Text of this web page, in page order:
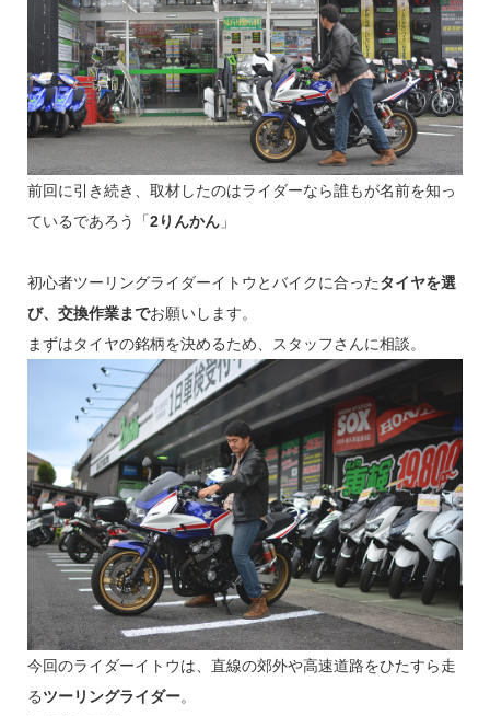
前回に引き続き、取材したのはライダーなら誰もが名前を知っ
ているであろう「2りんかん」
初心者ツーリングライダーイトウとバイクに合ったタイヤを選
び、交換作業までお願いします。
まずはタイヤの銘柄を決めるため、スタッフさんに相談。
今回のライダーイトウは、直線の郊外や高速道路をひたすら走
るツーリングライダー。